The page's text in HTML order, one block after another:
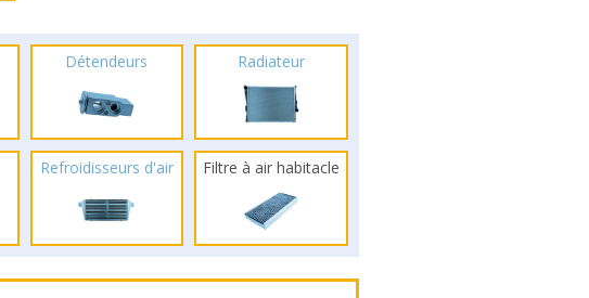
Détendeurs Radiateur
Refroidisseurs d'air Filtre à air habitacle